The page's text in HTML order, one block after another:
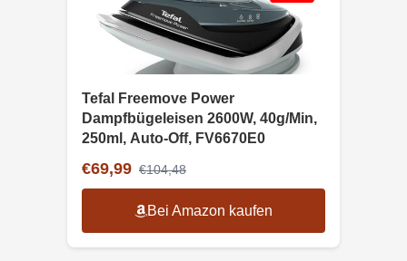
Tefal Freemove Power
Dampfbügeleisen 2600W, 40g/Min,
250ml, Auto-Off, FV6670E0
€69,99 €104,48
Bei Amazon kaufen